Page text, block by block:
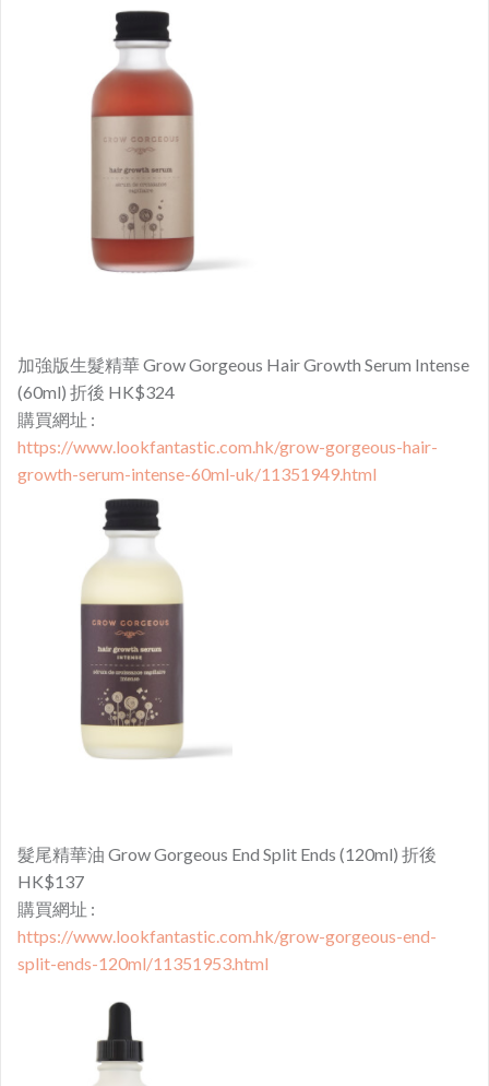
加強版生髮精華 Grow Gorgeous Hair Growth Serum Intense
(60ml) 折後 HK$324
購買網址 :
https://www.lookfantastic.com.hk/grow-gorgeous-hair-
growth-serum-intense-60ml-uk/11351949.html
髮尾精華油 Grow Gorgeous End Split Ends (120ml) 折後
HK$137
購買網址 :
https://www.lookfantastic.com.hk/grow-gorgeous-end-
split-ends-120ml/11351953.html